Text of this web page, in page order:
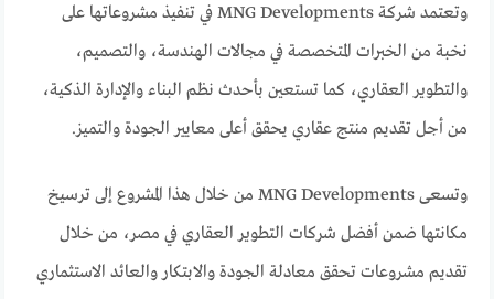
وتعتمد شركة MNG Developments في تنفيذ مشروعاتها على
نخبة من الخبرات المتخصصة في مجالات الهندسة، والتصميم،
والتطوير العقاري، كما تستعين بأحدث نظم البناء والإدارة الذكية،
من أجل تقديم منتج عقاري يحقق أعلى معايير الجودة والتميز.
وتسعى MNG Developments من خلال هذا المشروع إلى ترسيخ
مكانتها ضمن أفضل شركات التطوير العقاري في مصر، من خلال
تقديم مشروعات تحقق معادلة الجودة والابتكار والعائد الاستثماري